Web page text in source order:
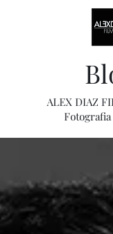
ALEX DIAZ
Fotografia